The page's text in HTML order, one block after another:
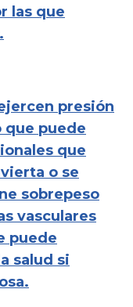
las que
presión
que puede
que
o se
sobrepeso
vasculares
puede
salud si